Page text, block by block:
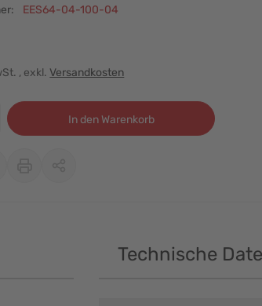
EES64-04-100-04
, exkl. Versandkosten
In den Warenkorb
Technische